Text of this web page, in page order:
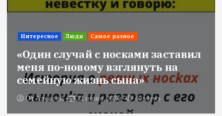
Интересное Люди Самое разное
«Один случай с носками заставил
меня по-новому взглянуть на
семейную жизнь сына»
ОтАлексей 22 июня, 2026 40 views